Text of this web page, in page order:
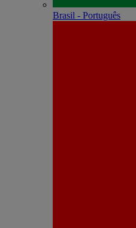
Brasil - Português